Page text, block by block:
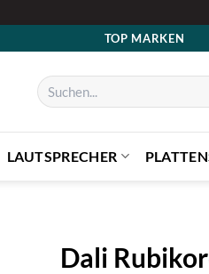
TOP MARKEN
Suchen
nach:
LAUTSPRECHER
Dali